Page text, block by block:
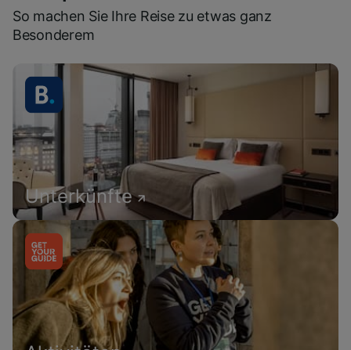
So machen Sie Ihre Reise zu etwas ganz
Besonderem
Unterkünfte